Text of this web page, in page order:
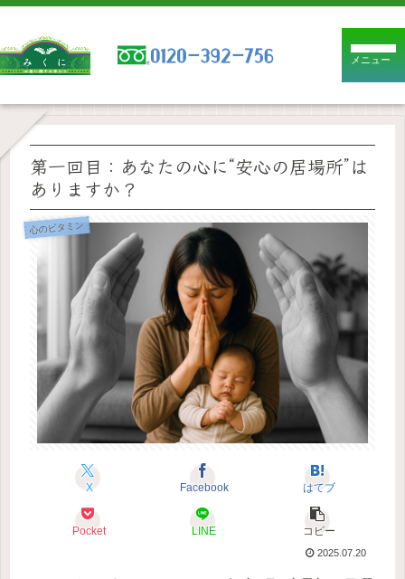
メニュー
第一回目：あなたの心に“安心の居場所”は
ありますか？
心のビタミン
X Facebook はてブ
Pocket LINE コピー
2025.07.20